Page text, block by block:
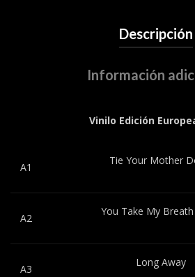
Descripción
Información
Vinilo Edición
A1
Tie Your Mother
A2
You Take My
A3
Long Away